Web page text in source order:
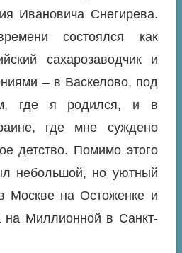
Ивановича Снегирева.
состоялся как
сахарозаводчик и
– в Васкелово, под
где я родился, и в
где мне суждено
детство. Помимо этого
небольшой, но уютный
Москве на Остоженке и
на Миллионной в Санкт-